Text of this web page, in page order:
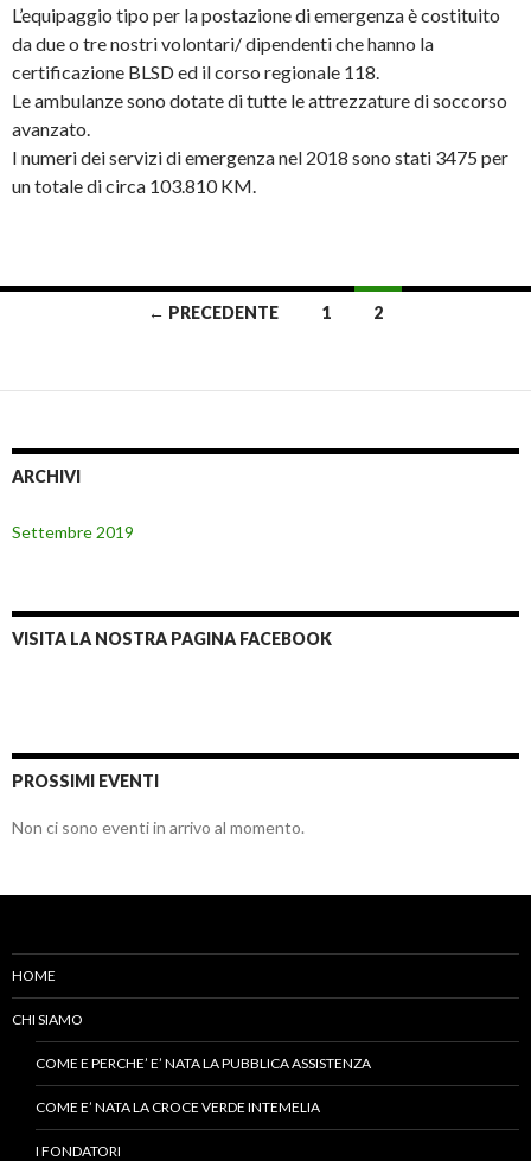
L’equipaggio tipo per la postazione di emergenza è costituito
da due o tre nostri volontari/ dipendenti che hanno la
certificazione BLSD ed il corso regionale 118.
Le ambulanze sono dotate di tutte le attrezzature di soccorso
avanzato.
I numeri dei servizi di emergenza nel 2018 sono stati 3475 per
un totale di circa 103.810 KM.
Navigazione← PRECEDENTE 1 2
ARCHIVI
Settembre 2019
VISITA LA NOSTRA PAGINA FACEBOOK
PROSSIMI EVENTI
Non ci sono eventi in arrivo al momento.
HOME
CHI SIAMO
COME E PERCHE’ E’ NATA LA PUBBLICA ASSISTENZA
COME E’ NATA LA CROCE VERDE INTEMELIA
I FONDATORI